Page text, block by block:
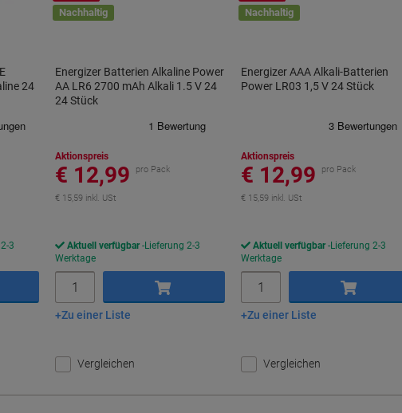
24
3
Nachhaltig
Energizer Batterien Alkaline Power
AA LR6 2700 mAh Alkali 1.5 V 24
24 Stück
Aktionspreis
€ 12,99 pro Pack
€ 15,59 inkl. USt
Aktuell verfügbar Lieferung 2-3
Werktage
In den Warenkorb
Zu einer Liste
Vergleichen
Nachhaltig
Energizer AAA Alkali-Batterien
Power LR03 1,5 V 24 Stück
Aktionspreis
€ 12,99 pro Pack
€ 15,59 inkl. USt
Aktuell verfügbar Lieferung 2-3
Werktage
In den Warenkorb
Zu einer Liste
Vergleichen